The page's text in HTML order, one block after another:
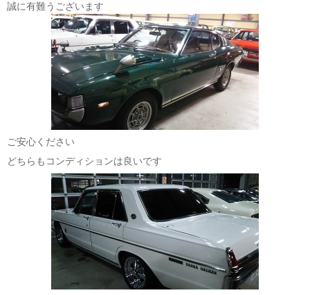
誠に有難うございます
ご安心ください
どちらもコンディションは良いです